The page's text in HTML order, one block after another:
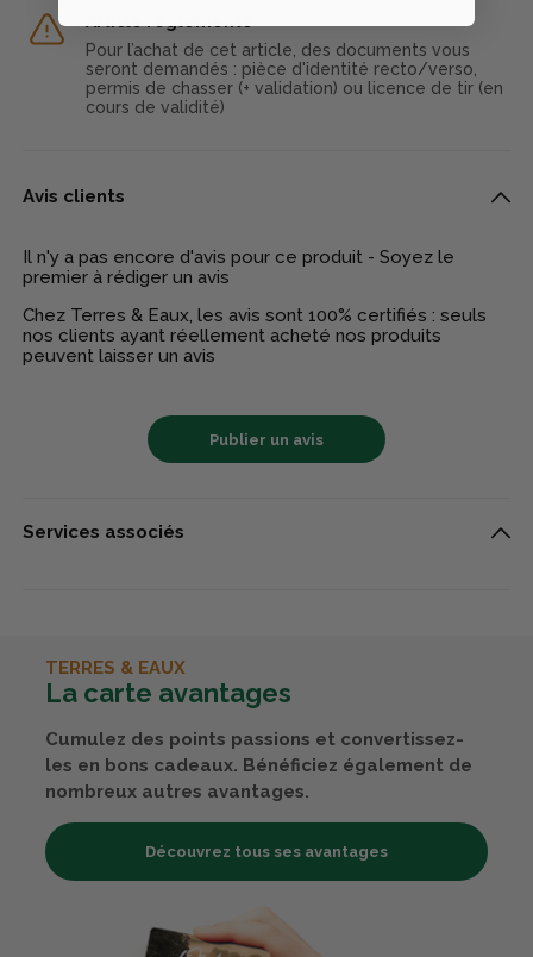
Pour l’achat de cet article, des documents vous
seront demandés : pièce d'identité recto/verso,
permis de chasser (+ validation) ou licence de tir (en
cours de validité)
Avis clients
Il n'y a pas encore d'avis pour ce produit - Soyez le
premier à rédiger un avis
Chez Terres & Eaux, les avis sont 100% certifiés : seuls
nos clients ayant réellement acheté nos produits
peuvent laisser un avis
Publier un avis
Services associés
TERRES & EAUX
La carte avantages
Cumulez des points passions et convertissez-
les en bons cadeaux. Bénéficiez également de
nombreux autres avantages.
Découvrez tous ses avantages